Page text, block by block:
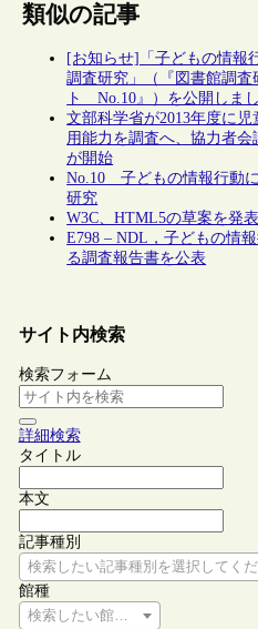
類似の記事
[お知らせ]「子どもの情報
調査研究」（『図書館調査
ト No.10』）を公開しまし
文部科学省が2013年度に児
用能力を調査へ、協力者会
が開始
No.10 子どもの情報行動
研究
W3C、HTML5の草案を発表
E798 – NDL，子どもの情
る調査報告書を公表
サイト内検索
検索フォーム
詳細検索
タイトル
本文
記事種別
検索したい記事種別を選択してく
館種
検索したい館種を選択してください